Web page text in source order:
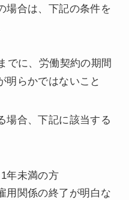
場合は、下記の条件を
でに、労働契約の期間
明らかではないこと
場合、下記に該当する
年未満の方
用関係の終了が明白な